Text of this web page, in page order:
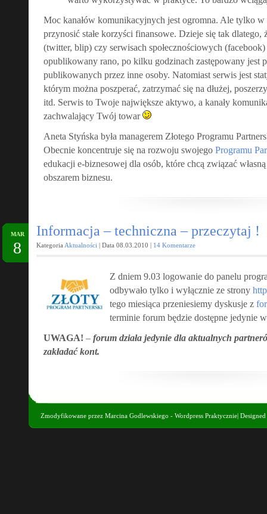
Moc kanałów komunikacyjnych jest ogromna. Ale tylko w
przynosić stałe korzyści finansowe. Dzieje się tak dlatego,
(twitter, blip) czy serwisach społecznościowych
opublikowany rano, po kilku godzinach zastępowany jest
publikowanych przez inne osoby. Natomiast serwis jest
którym można poszperać, zatrzymać się na dłużej,
itd. Serwis to Twoje największe aktywo, a kanały
zachwalający Twój towar
Aneta Styńska była managerem Złotego Programu
Obecnie koncentruje się na rozwoju swojego Programu
edukacji e-biznesowej dla osób, które chcą związać
obszarem biznesu.
MAR
8
Informacja – techniczna – przeczytaj !
Kategoria Aktualności | Data 08.03.2010 | 14 Komentarze
Z dniem 9.03 logowanie do panelu
odbywało tylko i wyłącznie ze strony
tego miesiąca przeniesiemy dyskusje z
terminie forum będzie dostępne jedynie
UWAGA! – forum działa jedynie dla aktualnych
zakładać kont.
Zmodyfikowane przez Marcina Godlewskiego - Wordpress Praktycznie|